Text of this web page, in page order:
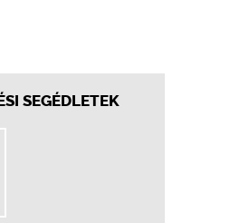
SEGÉDLETEK